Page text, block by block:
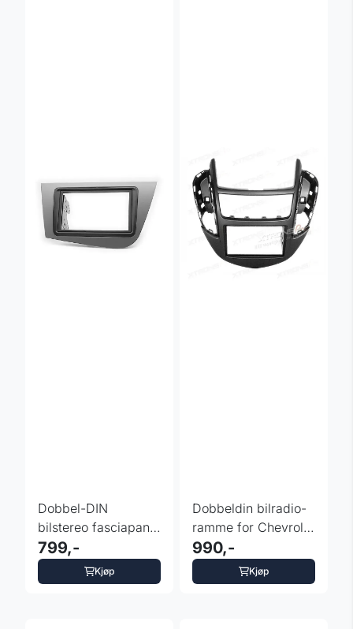
Dobbel-DIN
bilstereo fasciapanel
for SEAT Leon
2005-2012 ...
799,-
Kjøp
Dobbeldin bilradio-
ramme for Chevrolet
Trax
990,-
Kjøp